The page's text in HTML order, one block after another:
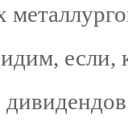
если,